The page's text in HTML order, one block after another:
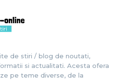
de stiri / blog de noutati,
si actualitati. Acesta ofera
pe teme diverse, de la